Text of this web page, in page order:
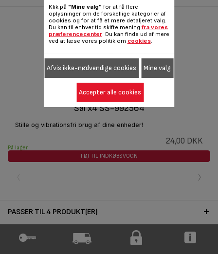
Sål x4 SS-992564
Stille og vibrationsfri brug af dine enheder!
24,00 DKK
På lager
FØJ TIL INDKØBSVOGN
›
PASSER TIL 4 PRODUKT(ER)
Klik på "Mine valg" for at få flere
oplysninger om de forskellige kategorier af
cookies og for at få et mere detaljeret valg.
Du kan til enhver tid skifte mening fra vores
præferencecenter. Du kan finde ud af mere
ved at læse vores politik om cookies.
Afvis ikke-nødvendige cookies Mine valg
Accepter alle cookies